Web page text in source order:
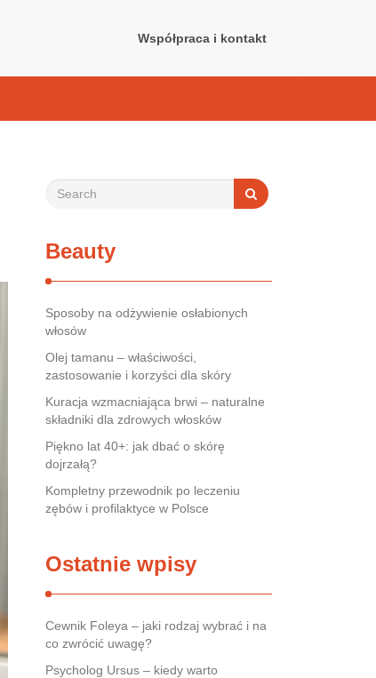
Współpraca i kontakt
Beauty
Sposoby na odżywienie osłabionych
włosów
Olej tamanu – właściwości,
zastosowanie i korzyści dla skóry
Kuracja wzmacniająca brwi – naturalne
składniki dla zdrowych włosków
Piękno lat 40+: jak dbać o skórę
dojrzałą?
Kompletny przewodnik po leczeniu
zębów i profilaktyce w Polsce
Ostatnie wpisy
Cewnik Foleya – jaki rodzaj wybrać i na
co zwrócić uwagę?
Psycholog Ursus – kiedy warto